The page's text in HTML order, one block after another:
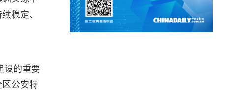
稳定、
设的重要
区公安特